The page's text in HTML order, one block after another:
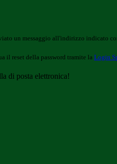
un messaggio all'indirizzo indicato
il reset della password tramite la Login
di posta elettronica!